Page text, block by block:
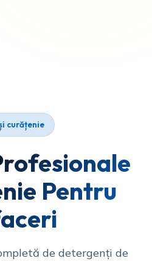
curățenie
Pentru
de detergenți de